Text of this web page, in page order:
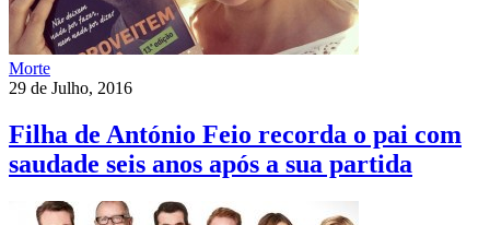
Morte
29 de Julho, 2016
Filha de António Feio recorda o pai com
saudade seis anos após a sua partida